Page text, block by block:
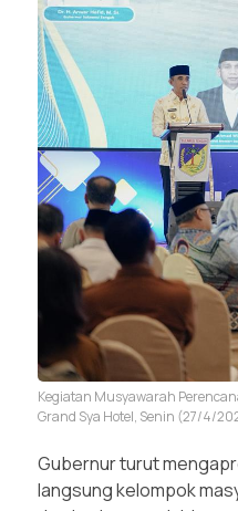
Kegiatan Musyawarah
Grand Sya Hotel, Senin (27/4/
Gubernur turut
langsung kelompok